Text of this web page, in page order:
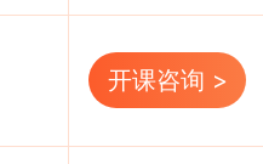
开课咨询 >